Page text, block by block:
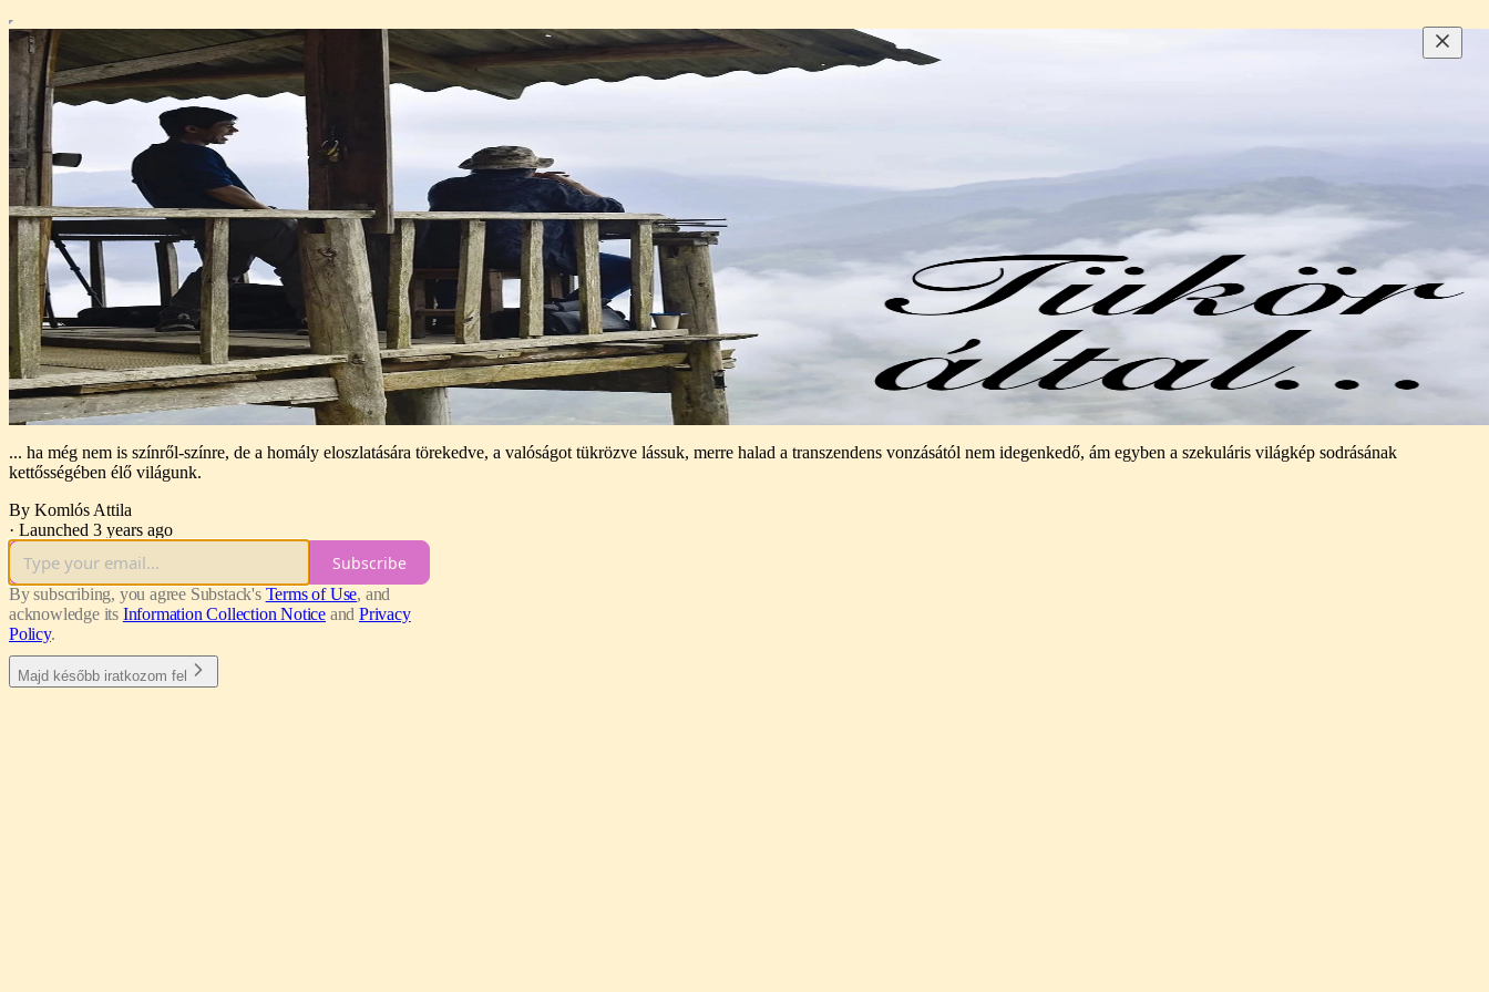
... ha még nem is színről-színre, de a homály eloszlatására törekedve, a valóságot tükrözve lássuk, merre halad a transzendens vonzásától nem idegenkedő, ám egyben a szekuláris világkép sodrásának
kettősségében élő világunk.
By Komlós Attila
· Launched 3 years ago
Subscribe
By subscribing, you agree Substack's Terms of Use, and
acknowledge its Information Collection Notice and Privacy
Policy.
Majd később iratkozom fel